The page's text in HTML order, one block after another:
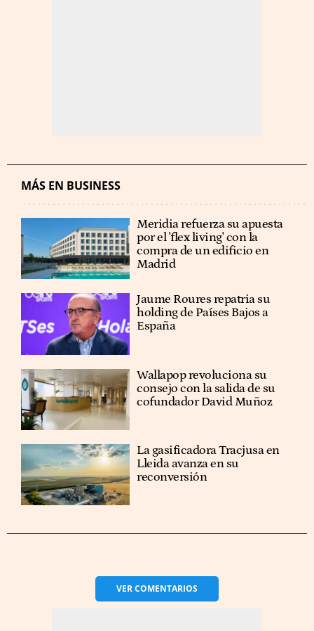
MÁS EN BUSINESS
Meridia refuerza su apuesta
por el 'flex living' con la
compra de un edificio en
Madrid
Jaume Roures repatria su
holding de Países Bajos a
España
Wallapop revoluciona su
consejo con la salida de su
cofundador David Muñoz
La gasificadora Tracjusa en
Lleida avanza en su
reconversión
VERCOMENTARIOS